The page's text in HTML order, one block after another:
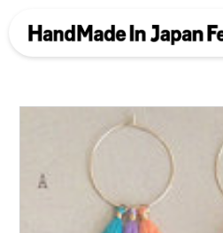
Photo Gallery
中文